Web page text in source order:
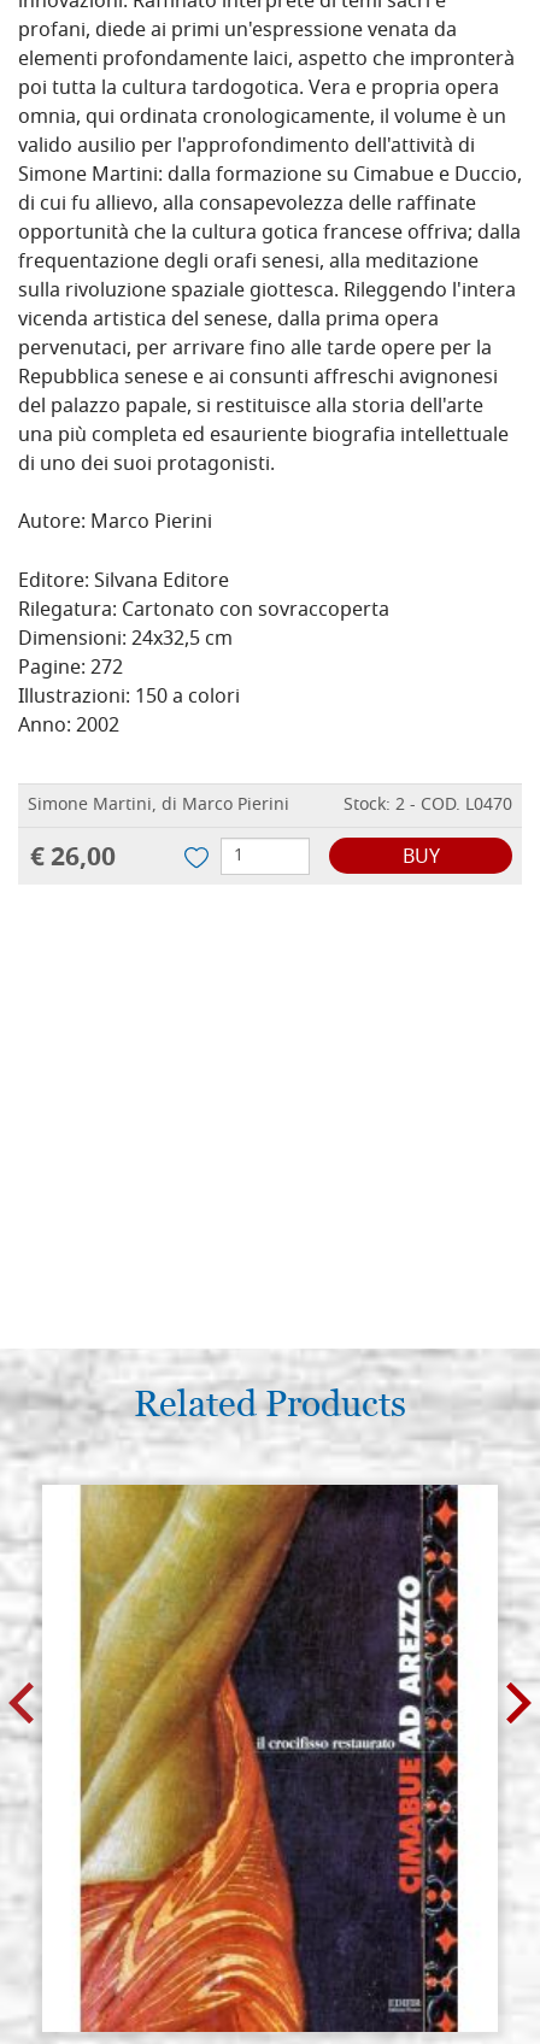
profani, diede ai primi un'espressione venata da
elementi profondamente laici, aspetto che impronterà
poi tutta la cultura tardogotica. Vera e propria opera
omnia, qui ordinata cronologicamente, il volume è un
valido ausilio per l'approfondimento dell'attività di
Simone Martini: dalla formazione su Cimabue e Duccio,
di cui fu allievo, alla consapevolezza delle raffinate
opportunità che la cultura gotica francese offriva; dalla
frequentazione degli orafi senesi, alla meditazione
sulla rivoluzione spaziale giottesca. Rileggendo l'intera
vicenda artistica del senese, dalla prima opera
pervenutaci, per arrivare fino alle tarde opere per la
Repubblica senese e ai consunti affreschi avignonesi
del palazzo papale, si restituisce alla storia dell'arte
una più completa ed esauriente biografia intellettuale
di uno dei suoi protagonisti.
Autore: Marco Pierini
Editore: Silvana Editore
Rilegatura: Cartonato con sovraccoperta
Dimensioni: 24x32,5 cm
Pagine: 272
Illustrazioni: 150 a colori
Anno: 2002
Simone Martini, di Marco Pierini Stock: 2 - COD. L0470
€ 26,00 BUY
Related Products